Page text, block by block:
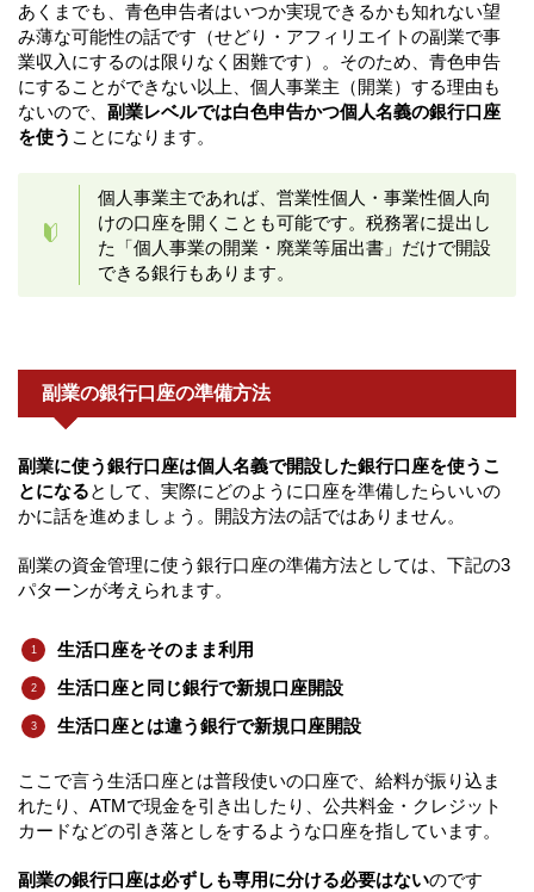
あくまでも、青色申告者はいつか実現できるかも知れない望
み薄な可能性の話です（せどり・アフィリエイトの副業で事
業収入にするのは限りなく困難です）。そのため、青色申告
にすることができない以上、個人事業主（開業）する理由も
ないので、 副業レベルでは白色申告かつ個人名義の銀行口座
を使う ことになります。
個人事業主であれば、営業性個人・事業性個人向
けの口座を開くことも可能です。税務署に提出し
た「個人事業の開業・廃業等届出書」だけで開設
できる銀行もあります。
副業の銀行口座の準備方法
副業に使う銀行口座は個人名義で開設した銀行口座を使うこ
とになるとして、実際にどのように口座を準備したらいいの
かに話を進めましょう。開設方法の話ではありません。
副業の資金管理に使う銀行口座の準備方法としては、下記の3
パターンが考えられます。
生活口座をそのまま利用
生活口座と同じ銀行で新規口座開設
生活口座とは違う銀行で新規口座開設
ここで言う生活口座とは普段使いの口座で、給料が振り込ま
れたり、ATMで現金を引き出したり、公共料金・クレジット
カードなどの引き落としをするような口座を指しています。
副業の銀行口座は必ずしも専用に分ける必要はないのです